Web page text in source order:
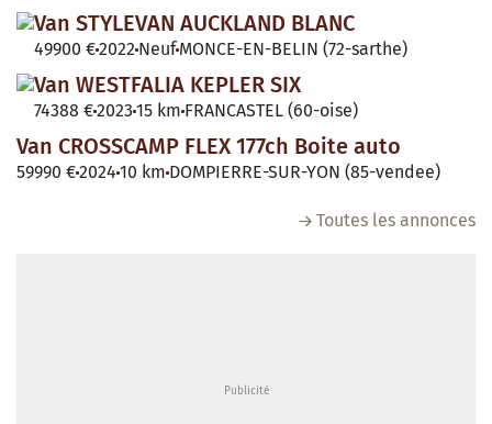
Van STYLEVAN AUCKLAND BLANC
49900 €2022 Neuf MONCE-EN-BELIN (72-sarthe)
Van WESTFALIA KEPLER SIX
74388 €2023 15 km FRANCASTEL (60-oise)
Van CROSSCAMP FLEX 177ch Boite auto
59990 €2024 10 km DOMPIERRE-SUR-YON (85-vendee)
Toutes les annonces